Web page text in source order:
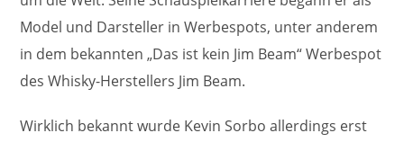
Model und Darsteller in Werbespots, unter anderem
in dem bekannten „Das ist kein Jim Beam“ Werbespot
des Whisky-Herstellers Jim Beam.
Wirklich bekannt wurde Kevin Sorbo allerdings erst